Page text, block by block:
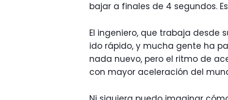
bajar a finales de 4 segundos.
El ingeniero, que trabaja desde
ido rápido, y mucha gente ha
nada nuevo, pero el ritmo de
con mayor aceleración del